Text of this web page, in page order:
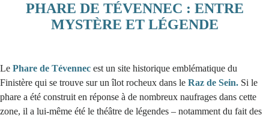
PHARE DE TÉVENNEC : ENTRE
MYSTÈRE ET LÉGENDE
Le Phare de Tévennec est un site historique emblématique du
Finistère qui se trouve sur un îlot rocheux dans le Raz de Sein. Si le
phare a été construit en réponse à de nombreux naufrages dans cette
zone, il a lui-même été le théâtre de légendes – notamment du fait des